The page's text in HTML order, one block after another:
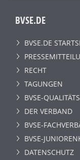
BVSE.DE
BVSE.DE
RECHT
TAGUNGEN
BVSE-
DER VERBAND
BVSE-
BVSE-
DATENSCHUTZ